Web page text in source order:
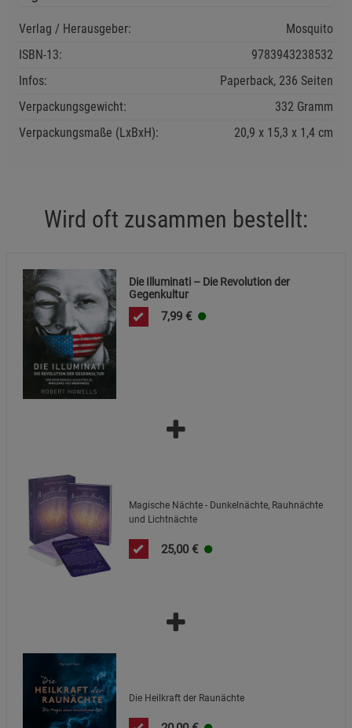
Verlag / Herausgeber:
Mosquito
ISBN-13:
9783943238532
Infos:
Paperback, 236 Seiten
Verpackungsgewicht:
332 Gramm
Verpackungsmaße (LxBxH):
20,9 15,3 1,4 cm
Wird oft zusammen bestellt:
Die Illuminati – Die Revolution der
Gegenkultur
7,99 €
Magische Nächte - Dunkelnächte, Rauhnächte
und Lichtnächte
25,00 €
Die Heilkraft der Raunächte
Beschreibung Notwendige Cookies
Cookie-Informationen anzeigen
Beschreibung Funktionale Cookies
Statistik Cookies (2) Statistik Cookies
Beschreibung Statistik Cookies
Cookie-Informationen
Marketing Cookies (3)
Beschreibung Marketing Cookies
Cookie-Informationen